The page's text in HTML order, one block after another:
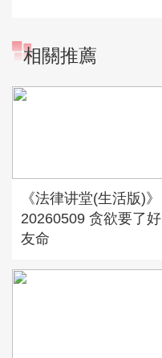
相關推薦
《法律讲堂(生活版)》
20260509 贪欲要了好
友命